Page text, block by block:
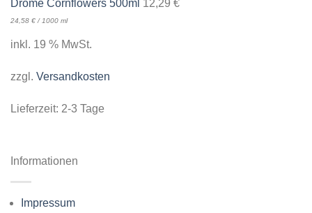
Drome Cornflowers 500ml 12,29 €
24,58 € / 1000 ml
inkl. 19 % MwSt.
zzgl. Versandkosten
Lieferzeit: 2-3 Tage
Informationen
Impressum